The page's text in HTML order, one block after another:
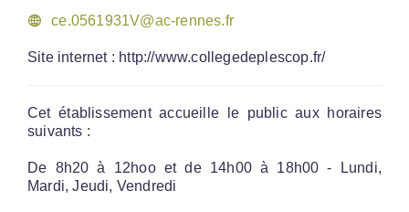
ce.0561931V@ac-rennes.fr
Site internet : http://www.collegedeplescop.fr/
Cet établissement accueille le public aux horaires
suivants :
De 8h20 à 12hoo et de 14h00 à 18h00 - Lundi,
Mardi, Jeudi, Vendredi